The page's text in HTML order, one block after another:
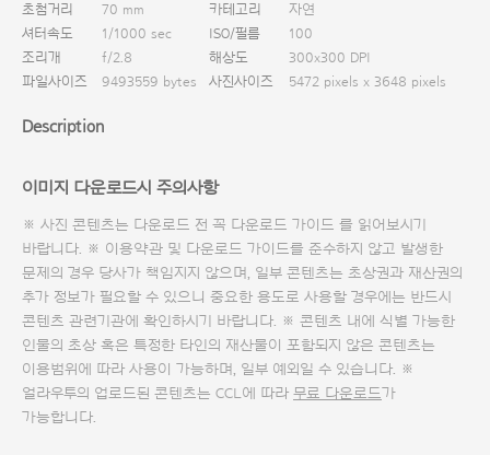
초첨거리
70 mm 카테고리
자연
셔터속도
1/1000 sec ISO/필름
100
조리개
f/2.8 해상도
300x300 DPI
파일사이즈
9493559 bytes 사진사이즈 5472 pixels x 3648 pixels
Description
이미지 다운로드시 주의사항
※ 사진 콘텐츠는 다운로드 전 꼭 다운로드 가이드 를 읽어보시기
바랍니다. ※ 이용약관 및 다운로드 가이드를 준수하지 않고 발생한
문제의 경우 당사가 책임지지 않으며, 일부 콘텐츠는 초상권과 재산권의
추가 정보가 필요할 수 있으니 중요한 용도로 사용할 경우에는 반드시
콘텐츠 관련기관에 확인하시기 바랍니다. ※ 콘텐츠 내에 식별 가능한
인물의 초상 혹은 특정한 타인의 재산물이 포함되지 않은 콘텐츠는
이용범위에 따라 사용이 가능하며, 일부 예외일 수 있습니다. ※
얼라우투의 업로드된 콘텐츠는 CCL에 따라 무료 다운로드가
가능합니다.